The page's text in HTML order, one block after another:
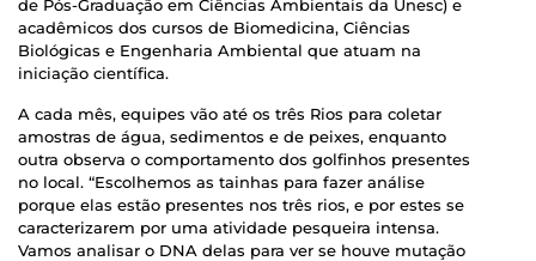
de Pós-Graduação em Ciências Ambientais da Unesc) e
acadêmicos dos cursos de Biomedicina, Ciências
Biológicas e Engenharia Ambiental que atuam na
iniciação científica.
A cada mês, equipes vão até os três Rios para coletar
amostras de água, sedimentos e de peixes, enquanto
outra observa o comportamento dos golfinhos presentes
no local. “Escolhemos as tainhas para fazer análise
porque elas estão presentes nos três rios, e por estes se
caracterizarem por uma atividade pesqueira intensa.
Vamos analisar o DNA delas para ver se houve mutação